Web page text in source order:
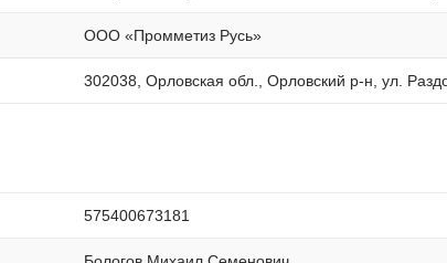
ООО «Промметиз Русь»
302038, Орловская обл., Орловский р-н, ул.
575400673181